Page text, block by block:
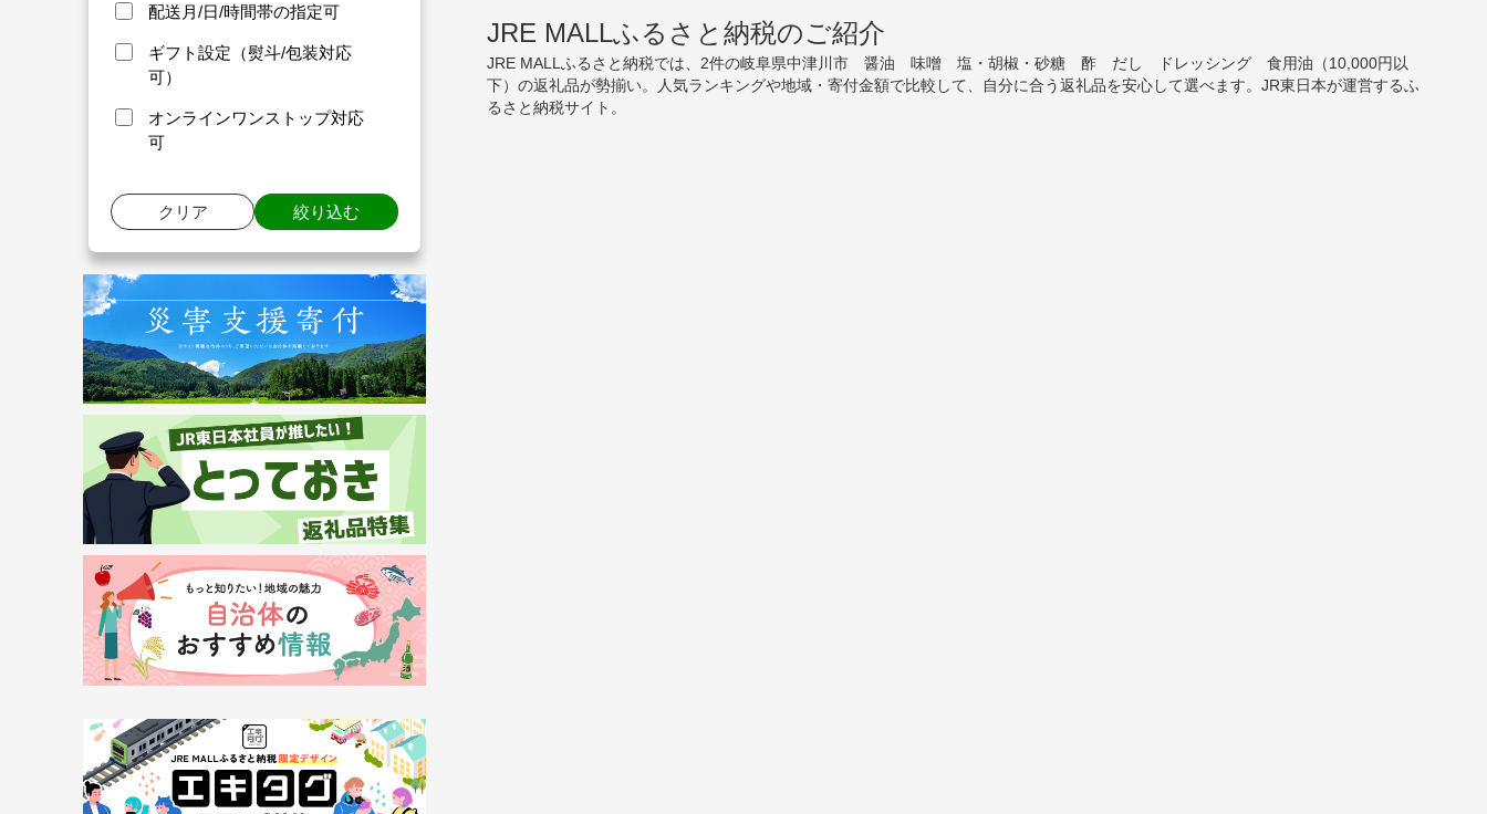
配送月/日/時間帯の指定可
ギフト設定（熨斗/包装対応
可）
オンラインワンストップ対応
可
クリア 絞り込む
JRE MALLふるさと納税のご紹介
JRE MALLふるさと納税では、2件の岐阜県中津川市 醤油 味噌 塩・胡椒・砂糖 酢 だし ドレッシング 食用油（10,000円以
下）の返礼品が勢揃い。人気ランキングや地域・寄付金額で比較して、自分に合う返礼品を安心して選べます。JR東日本が運営するふ
るさと納税サイト。